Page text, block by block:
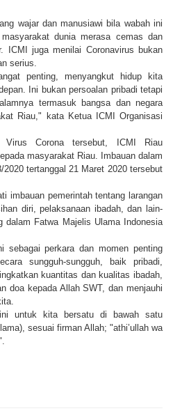
wajar dan manusiawi bila wabah ini
dunia merasa cemas dan
ICMI juga menilai Coronavirus bukan
serius.
penting, menyangkut hidup kita
Ini bukan persoalan pribadi tetapi
termasuk bangsa dan negara
Riau," kata Ketua ICMI Organisasi
Virus Corona tersebut, ICMI Riau
masyarakat Riau. Imbauan dalam
tertanggal 21 Maret 2020 tersebut
imbauan pemerintah tentang larangan
diri, pelaksanaan ibadah, dan lain-
dalam Fatwa Majelis Ulama Indonesia
sebagai perkara dan momen penting
sungguh-sungguh, baik pribadi,
kuantitas dan kualitas ibadah,
doa kepada Allah SWT, dan menjauhi
untuk kita bersatu di bawah satu
sesuai firman Allah; "athi’ullah wa